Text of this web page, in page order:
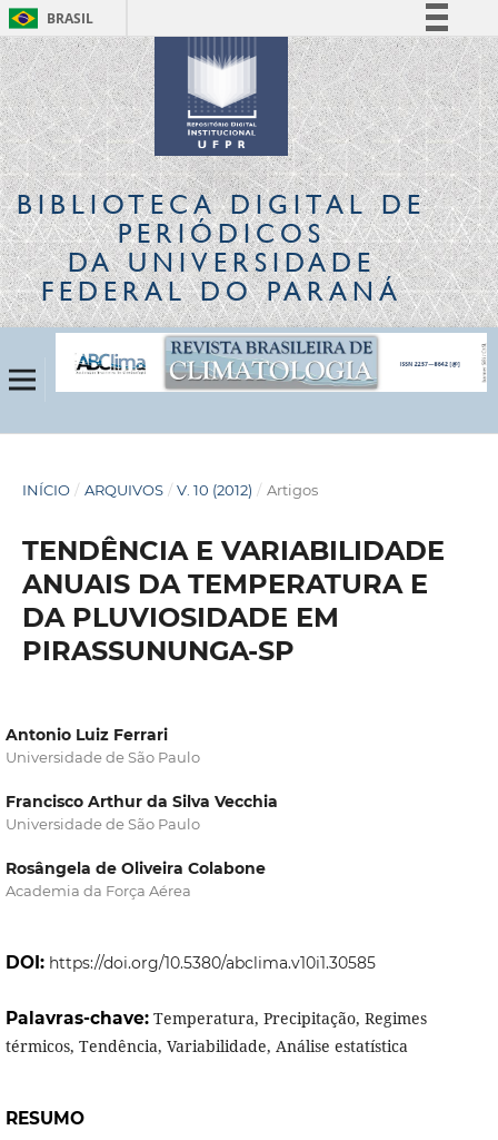
BRASIL
Simplifique!
Comunica BR
Participe
Acesso à informação
Legislação
Canais
BIBLIOTECA DIGITALDE
PERIÓDICOS
DA UNIVERSIDADE
FEDERAL DO PARANÁ
INÍCIO / ARQUIVOS / V. 10 (2012) / Artigos
TENDÊNCIA E VARIABILIDADE
ANUAIS DA TEMPERATURA E
DA PLUVIOSIDADE EM
PIRASSUNUNGA-SP
Antonio Luiz Ferrari
Universidade de São Paulo
Francisco Arthur da Silva Vecchia
Universidade de São Paulo
Rosângela de Oliveira Colabone
Academia da Força Aérea
DOI: https://doi.org/10.5380/abclima.v10i1.30585
Palavras-chave: Temperatura, Precipitação, Regimes
térmicos, Tendência, Variabilidade, Análise estatística
RESUMO